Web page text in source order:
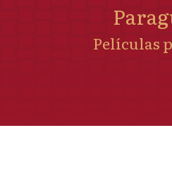
Películas